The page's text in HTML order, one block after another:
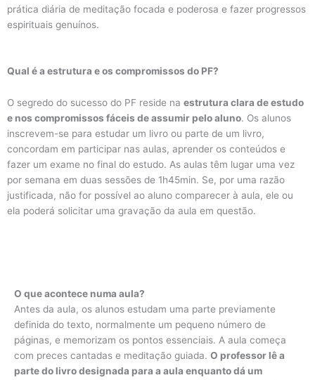
prática diária de meditação focada e poderosa e fazer progressos
espirituais genuínos.
Qual é a estrutura e os compromissos do PF?
O segredo do sucesso do PF reside na estrutura clara de estudo
e nos compromissos fáceis de assumir pelo aluno. Os alunos
inscrevem-se para estudar um livro ou parte de um livro,
concordam em participar nas aulas, aprender os conteúdos e
fazer um exame no final do estudo. As aulas têm lugar uma vez
por semana em duas sessões de 1h45min. Se, por uma razão
justificada, não for possível ao aluno comparecer à aula, ele ou
ela poderá solicitar uma gravação da aula em questão.
O que acontece numa aula?
Antes da aula, os alunos estudam uma parte previamente
definida do texto, normalmente um pequeno número de
páginas, e memorizam os pontos essenciais. A aula começa
com preces cantadas e meditação guiada. O professor lê a
parte do livro designada para a aula enquanto dá um